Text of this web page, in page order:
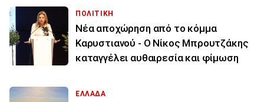
ΠΟΛΙΤΙΚΗ
Νέα αποχώρηση από το κόμμα
Καρυστιανού - Ο Νίκος Μπρουτζάκης
καταγγέλει αυθαιρεσία και φίμωση
ΕΛΛΑΔΑ